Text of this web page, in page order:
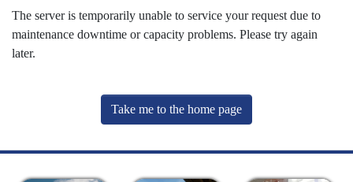
The server is temporarily unable to service your request due to
maintenance downtime or capacity problems. Please try again
later.
Take me to the home page